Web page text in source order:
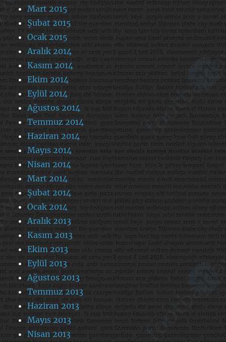
Mart 2015
Şubat 2015
Ocak 2015
Aralık 2014
Kasım 2014
Ekim 2014
Eylül 2014
Ağustos 2014
Temmuz 2014
Haziran 2014
Mayıs 2014
Nisan 2014
Mart 2014
Şubat 2014
Ocak 2014
Aralık 2013
Kasım 2013
Ekim 2013
Eylül 2013
Ağustos 2013
Temmuz 2013
Haziran 2013
Mayıs 2013
Nisan 2013